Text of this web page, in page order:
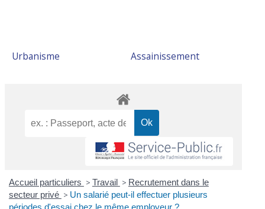
Urbanisme Assainissement
Accueil particuliers > Travail > Recrutement dans le
secteur privé > Un salarié peut-il effectuer plusieurs